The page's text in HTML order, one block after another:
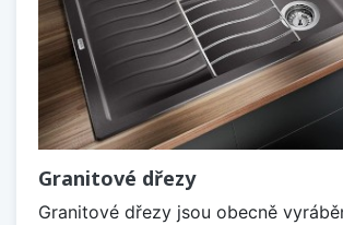
Granitové dřezy
Granitové dřezy jsou obecně